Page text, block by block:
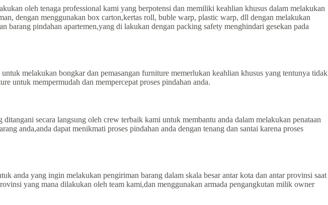
oleh tenaga professional kami yang berpotensi dan memiliki keahlian khusus dalam melakukan
dengan menggunakan box carton,kertas roll, buble warp, plastic warp, dll dengan melakukan
barang pindahan apartemen,yang di lakukan dengan packing safety menghindari gesekan pada
melakukan bongkar dan pemasangan furniture memerlukan keahlian khusus yang tentunya tidak
untuk mempermudah dan mempercepat proses pindahan anda.
secara langsung oleh crew terbaik kami untuk membantu anda dalam melakukan penataan
anda,anda dapat menikmati proses pindahan anda dengan tenang dan santai karena proses
anda yang ingin melakukan pengiriman barang dalam skala besar antar kota dan antar provinsi saat
yang mana dilakukan oleh team kami,dan menggunakan armada pengangkutan milik owner